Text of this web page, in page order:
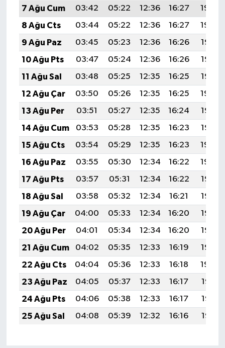
7 Ağu Cum
03:42 05:22 12:36 16:27
19:40
8 Ağu Cts
03:44 05:22 12:36 16:27
19:39
9 Ağu Paz
03:45 05:23 12:36 16:26
19:38
10 Ağu Pts
03:47 05:24 12:36 16:26
19:37
11 Ağu Sal
03:48 05:25 12:35 16:25
19:35
12 Ağu Çar
03:50 05:26 12:35 16:25
19:34
13 Ağu Per
03:51 05:27 12:35 16:24
19:33
14 Ağu Cum
03:53 05:28 12:35 16:23
19:32
15 Ağu Cts
03:54 05:29 12:35 16:23
19:30
16 Ağu Paz
03:55 05:30 12:34 16:22
19:29
17 Ağu Pts
03:57 05:31 12:34 16:22
19:27
18 Ağu Sal
03:58 05:32 12:34 16:21
19:26
19 Ağu Çar
04:00 05:33 12:34 16:20
19:25
20 Ağu Per
04:01 05:34 12:34 16:20
19:23
21 Ağu Cum
04:02 05:35 12:33 16:19
19:22
22 Ağu Cts
04:04 05:36 12:33 16:18
19:20
23 Ağu Paz
04:05 05:37 12:33 16:17
19:19
24 Ağu Pts
04:06 05:38 12:33 16:17
19:17
25 Ağu Sal
04:08 05:39 12:32 16:16 19:16